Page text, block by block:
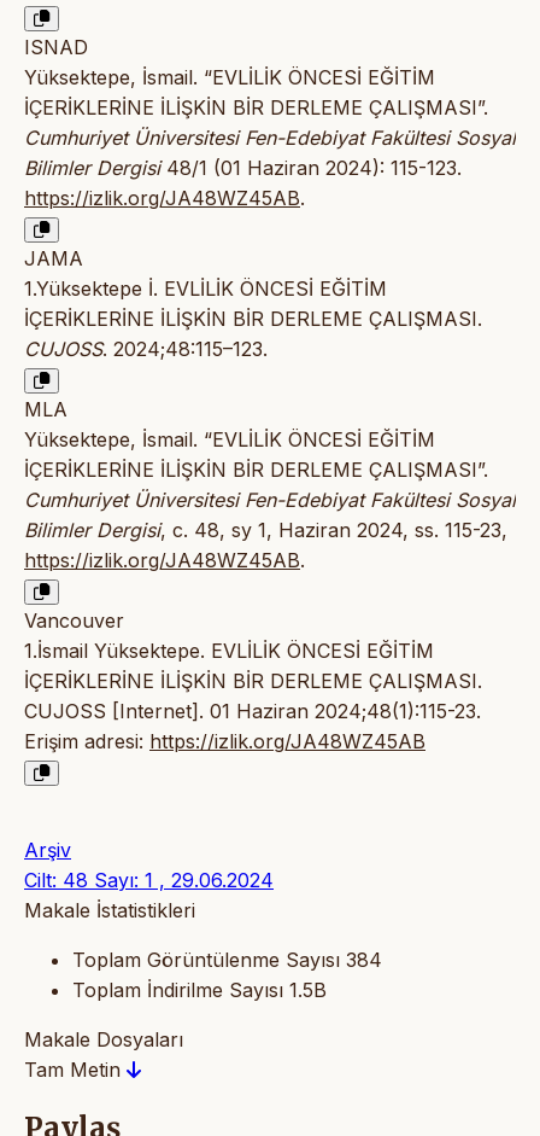
ISNAD
Yüksektepe, İsmail. “EVLİLİK ÖNCESİ EĞİTİM
İÇERİKLERİNE İLİŞKİN BİR DERLEME ÇALIŞMASI”.
Cumhuriyet Üniversitesi Fen-Edebiyat Fakültesi Sosyal
Bilimler Dergisi48/1 (01 Haziran 2024): 115-123.
https://izlik.org/JA48WZ45AB.
JAMA
1.Yüksektepe İ. EVLİLİK ÖNCESİ EĞİTİM
İÇERİKLERİNE İLİŞKİN BİR DERLEME ÇALIŞMASI.
CUJOSS. 2024;48:115–123.
MLA
Yüksektepe, İsmail. “EVLİLİK ÖNCESİ EĞİTİM
İÇERİKLERİNE İLİŞKİN BİR DERLEME ÇALIŞMASI”.
Cumhuriyet Üniversitesi Fen-Edebiyat Fakültesi Sosyal
Bilimler Dergisi, c. 48, sy 1, Haziran 2024, ss. 115-23,
https://izlik.org/JA48WZ45AB.
Vancouver
1.İsmail Yüksektepe. EVLİLİK ÖNCESİ EĞİTİM
İÇERİKLERİNE İLİŞKİN BİR DERLEME ÇALIŞMASI.
CUJOSS [Internet]. 01 Haziran 2024;48(1):115-23.
Erişim adresi: https://izlik.org/JA48WZ45AB
Arşiv
Cilt: 48 Sayı: 1 , 29.06.2024
Makale İstatistikleri
Toplam Görüntülenme Sayısı 384
Toplam İndirilme Sayısı 1.5B
Makale Dosyaları
Tam Metin
Paylaş